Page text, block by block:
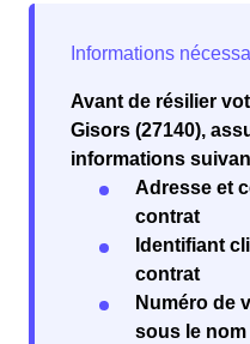
Avant de résilier
Gisors (27140),
informations
Adresse et
contrat
Identifiant
contrat
Numéro de
sous le